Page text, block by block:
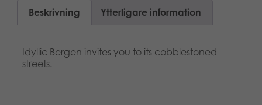
Français
Beskrivning Ytterligare information
Idyllic Bergen invites you to its cobblestoned
streets.